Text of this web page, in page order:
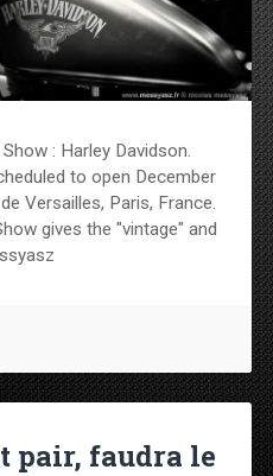
: Harley Davidson.
to open December
Versailles, Paris, France.
gives the "vintage" and
pair, faudra le